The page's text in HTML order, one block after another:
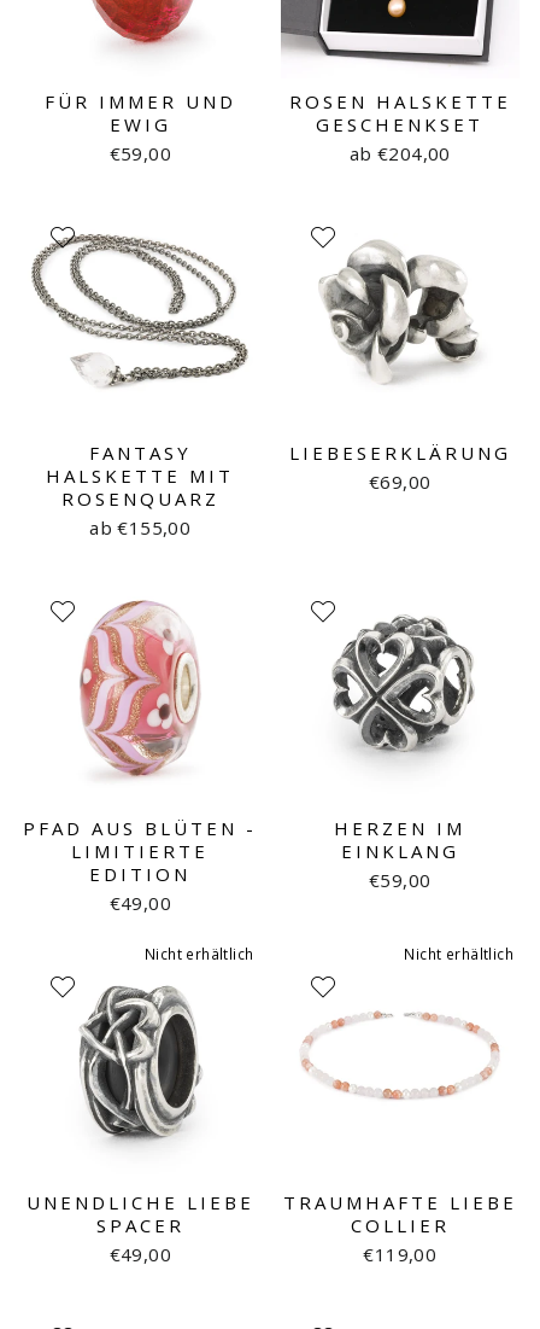
FÜR IMMER UND
EWIG
€59,00
ROSEN HALSKETTE
GESCHENKSET
ab €204,00
FANTASY
HALSKETTE MIT
ROSENQUARZ
ab €155,00
LIEBESERKLÄRUNG
€69,00
PFAD AUS BLÜTEN -
LIMITIERTE
EDITION
€49,00
HERZEN IM
EINKLANG
€59,00
Nicht erhältlich
UNENDLICHE LIEBE
SPACER
€49,00
Nicht erhältlich
TRAUMHAFTE LIEBE
COLLIER
€119,00